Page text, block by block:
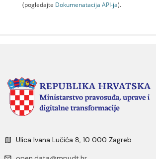
(pogledajte Dokumenаtаcijа API-jа).